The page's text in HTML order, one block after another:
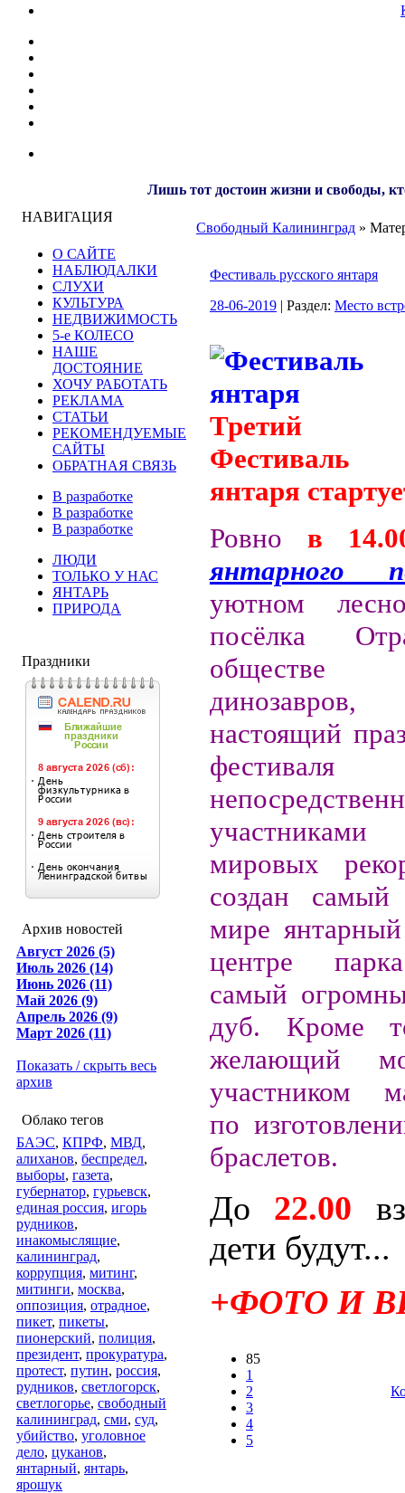
Лишь тот достоин жизни и свободы,
НАВИГАЦИЯ
О САЙТЕ
НАБЛЮДАЛКИ
СЛУХИ
КУЛЬТУРА
НЕДВИЖИМОСТЬ
5-е КОЛЕСО
НАШЕ
ДОСТОЯНИЕ
ХОЧУ РАБОТАТЬ
РЕКЛАМА
СТАТЬИ
РЕКОМЕНДУЕМЫЕ
САЙТЫ
ОБРАТНАЯ СВЯЗЬ
В разработке
В разработке
В разработке
ЛЮДИ
ТОЛЬКО У НАС
ЯНТАРЬ
ПРИРОДА
Праздники
Архив новостей
Август 2026 (5)
Июль 2026 (14)
Июнь 2026 (11)
Май 2026 (9)
Апрель 2026 (9)
Март 2026 (11)
Показать / скрыть весь
архив
Облако тегов
БАЭС, КПРФ, МВД,
алиханов, беспредел,
выборы, газета,
губернатор, гурьевск,
единая россия, игорь
рудников,
инакомыслящие,
калининград,
коррупция, митинг,
митинги, москва,
оппозиция, отрадное,
пикет, пикеты,
пионерский, полиция,
президент, прокуратура,
протест, путин, россия,
рудников, светлогорск,
светлогорье, свободный
калининград, сми, суд,
убийство, уголовное
дело, цуканов,
янтарный, янтарь,
ярошук
Свободный Калининград »
Фестиваль русского янтаря
28-06-2019 | Раздел: Место
Третий
Фестиваль
янтаря
Ровно в
янтарного
уютном
посёлка
обществе
настоящий
мировых
создан
мире
центре
самый
дуб. Кроме
желающий
участником
по
браслетов.
До 22.00
дети будут...
+ФОТО И
85
1
2
3
4
5